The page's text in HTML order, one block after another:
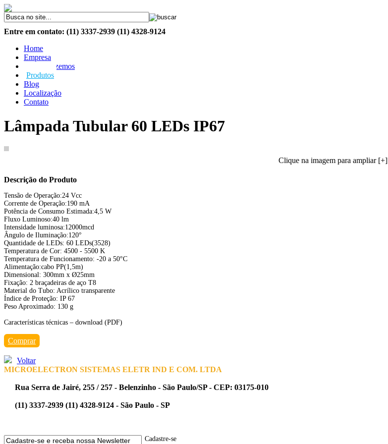
Entre em contato: (11) 3337-2939 (11) 4328-9124
Home
Empresa
O Que Fazemos
Produtos
Blog
Localização
Contato
Lâmpada Tubular 60 LEDs IP67
Clique na imagem para ampliar [+]
Descrição do Produto
Tensão de Operação:24 Vcc
Corrente de Operação:190 mA
Potência de Consumo Estimada:4,5 W
Fluxo Luminoso:40 lm
Intensidade luminosa:12000mcd
Ângulo de Iluminação:120°
Quantidade de LEDs: 60 LEDs(3528)
Temperatura de Cor: 4500 - 5500 K
Temperatura de Funcionamento: -20 a 50°C
Alimentação:cabo PP(1,5m)
Dimensional: 300mm x Ø25mm
Fixação: 2 braçadeiras de aço T8
Material do Tubo: Acrílico transparente
Índice de Proteção: IP 67
Peso Aproximado: 130 g
Características técnicas – download (PDF)
Comprar
Voltar
MICROELECTRON SISTEMAS ELETR IND E COM. LTDA
Rua Serra de Jairé, 255 / 257 - Belenzinho - São Paulo/SP - CEP: 03175-010
(11) 3337-2939 (11) 4328-9124 - São Paulo - SP
Cadastre-se